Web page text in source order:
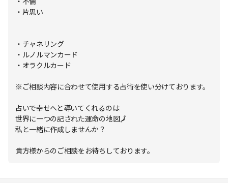
・片思い
・チャネリング
・ルノルマンカード
・オラクルカード
※ご相談内容に合わせて使用する占術を使い分けております。
占いで幸せへと導いてくれるのは
世界に一つの記された運命の地図🗾
私と一緒に作成しませんか？
貴方様からのご相談をお待ちしております。